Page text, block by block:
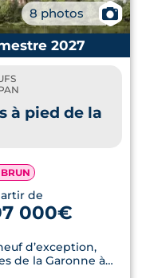
8 photos
📷
2027
à pied de la
de
000€
d’exception,
de la Garonne à
de vie exceptionnel